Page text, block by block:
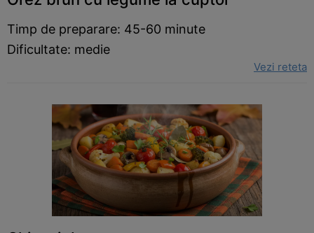
Timp de preparare: 45-60 minute
Dificultate: medie
Vezi reteta